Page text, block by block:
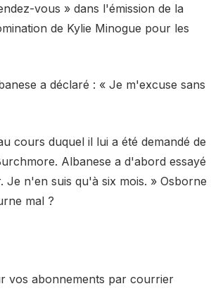
vous » dans l'émission de la
de Kylie Minogue pour les
a déclaré : « Je m'excuse sans
cours duquel il lui a été demandé de
Albanese a d'abord essayé
Je n'en suis qu'à six mois. » Osborne
mal ?
vos abonnements par courrier